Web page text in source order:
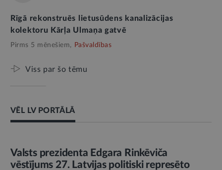
Rīgā rekonstruēs lietusūdens kanalizācijas
kolektoru Kārļa Ulmaņa gatvē
Pirms 5 mēnešiem, Pašvaldības
Viss par šo tēmu
VĒL LV PORTĀLĀ
AMATPERSONAS RUNA
Valsts prezidenta Edgara Rinkēviča
vēstījums 27. Latvijas politiski represēto